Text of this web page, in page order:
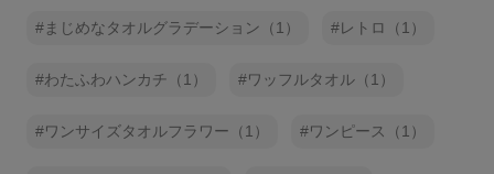
まじめなタオルグラデーション（1） レトロ（1）
わたふわハンカチ（1） ワッフルタオル（1）
ワンサイズタオルフラワー（1） ワンピース（1）